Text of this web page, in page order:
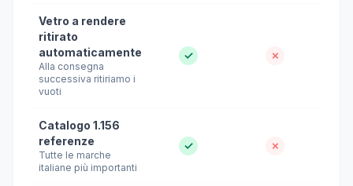
Vetro a rendere
ritirato
automaticamente
Alla consegna
successiva ritiriamo i
vuoti
✓ ✗
Catalogo 1.156
referenze
Tutte le marche
italiane più importanti
✓ ✗